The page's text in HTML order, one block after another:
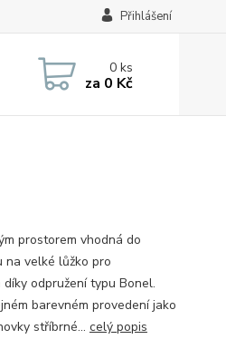
Přihlášení
0ks
za 0 Kč
prostorem vhodná do
na velké lůžko pro
odpružení typu Bonel.
barevném provedení jako
stříbrné... celý popis